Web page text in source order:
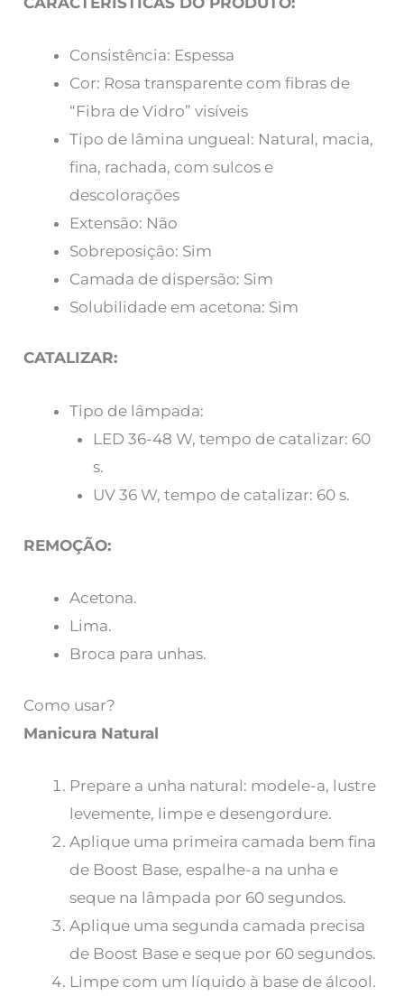
Consistência: Espessa
Cor: Rosa transparente com fibras de
“Fibra de Vidro” visíveis
Tipo de lâmina ungueal: Natural, macia,
fina, rachada, com sulcos e
descolorações
Extensão: Não
Sobreposição: Sim
Camada de dispersão: Sim
Solubilidade em acetona: Sim
CATALIZAR:
Tipo de lâmpada:
LED 36-48 W, tempo de catalizar: 60
s.
UV 36 W, tempo de catalizar: 60 s.
REMOÇÃO:
Acetona.
Lima.
Broca para unhas.
Como usar?
Manicura Natural
Prepare a unha natural: modele-a, lustre
levemente, limpe e desengordure.
Aplique uma primeira camada bem fina
de Boost Base, espalhe-a na unha e
seque na lâmpada por 60 segundos.
Aplique uma segunda camada precisa
de Boost Base e seque por 60 segundos.
Limpe com um líquido à base de álcool.